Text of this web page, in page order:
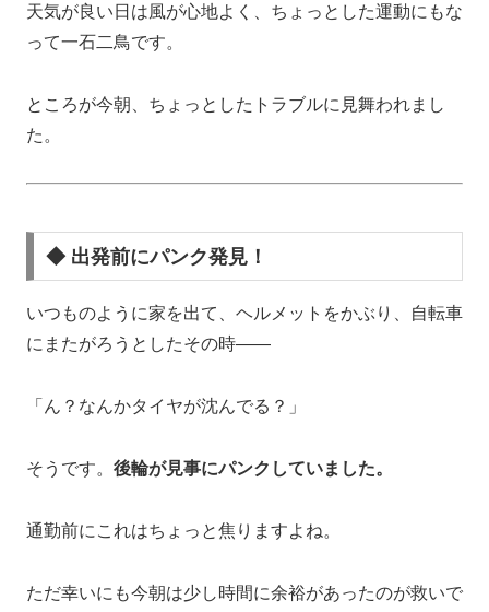
天気が良い日は風が心地よく、ちょっとした運動にもな
って一石二鳥です。
ところが今朝、ちょっとしたトラブルに見舞われまし
た。
◆ 出発前にパンク発見！
いつものように家を出て、ヘルメットをかぶり、自転車
にまたがろうとしたその時――
「ん？なんかタイヤが沈んでる？」
そうです。 後輪が見事にパンクしていました。
通勤前にこれはちょっと焦りますよね。
ただ幸いにも今朝は少し時間に余裕があったのが救いで